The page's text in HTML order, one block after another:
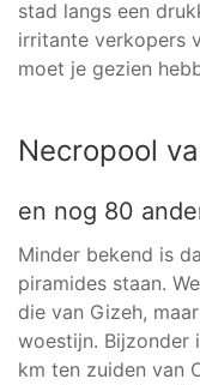
stad langs een
irritante verkopers
moet je gezien
Necropool
en nog 80
Minder bekend is
piramides staan.
die van Gizeh,
woestijn. Bijzonder
km ten zuiden van